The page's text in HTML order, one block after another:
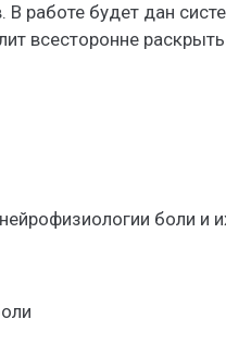
В работе будет дан
всесторонне раскрыть
боли и